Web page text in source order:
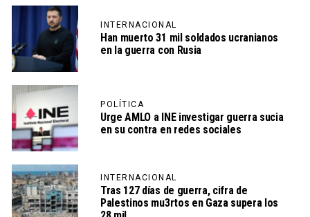
INTERNACIONAL
Han muerto 31 mil soldados ucranianos
en la guerra con Rusia
POLÍTICA
Urge AMLO a INE investigar guerra sucia
en su contra en redes sociales
INTERNACIONAL
Tras 127 días de guerra, cifra de
Palestinos mu3rtos en Gaza supera los